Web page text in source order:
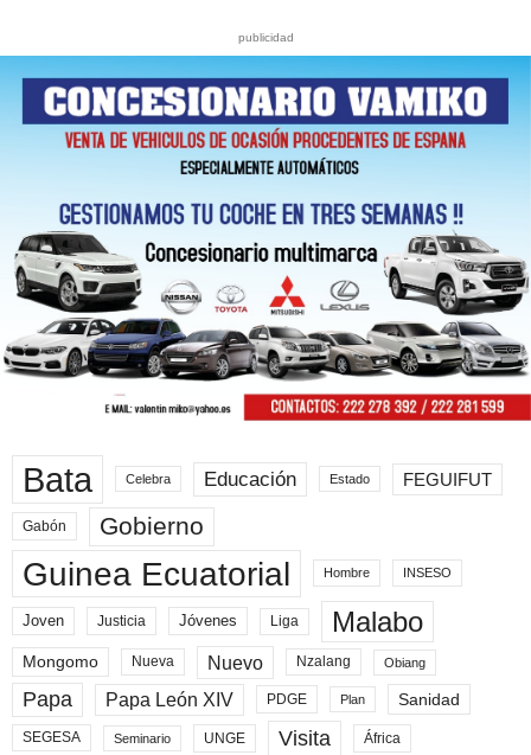
publicidad
Bata Celebra Educación Estado FEGUIFUT
Gabón Gobierno
Guinea Ecuatorial Hombre INSESO
Joven Justicia Jóvenes Liga Malabo
Mongomo Nueva Nuevo Nzalang Obiang
Papa Papa León XIV PDGE Plan Sanidad
SEGESA Seminario UNGE Visita África